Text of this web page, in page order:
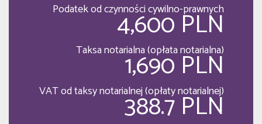
Podatek od czynności cywilno-prawnych
4,600 PLN
Taksa notarialna (opłata notarialna)
1,690 PLN
VAT od taksy notarialnej (opłaty notarialnej)
388.7 PLN